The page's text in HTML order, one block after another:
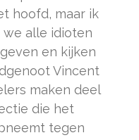
hoofd, maar ik
we alle idioten
en kijken
Vincent
maken deel
die het
tegen